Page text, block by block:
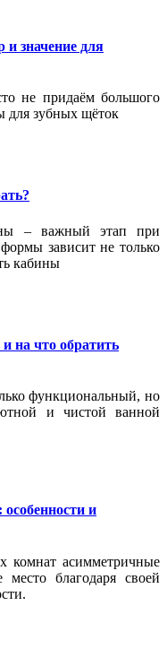
значение для
не придаём большого
для зубных щёток
– важный этап при
зависит не только
кабины
на что обратить
функциональный, но
и чистой ванной
и
комнат асимметричные
благодаря своей